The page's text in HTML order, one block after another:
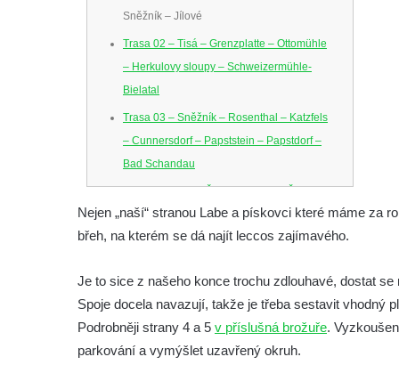
Sněžník – Jílové
Trasa 02 – Tisá – Grenzplatte – Ottomühle
– Herkulovy sloupy – Schweizermühle-
Bielatal
Trasa 03 – Sněžník – Rosenthal – Katzfels
– Cunnersdorf – Papststein – Papstdorf –
Bad Schandau
Trasa 04 – Dolní Žleb – Klopoty – Česká
Brána – Dolní Žleb
Trasa 05 – Hřensko – Schöna – Zirkelstein
Pastýřská stěna – Děčín Bělá
Trasa 07 – Děčín – Kvádrberk – Labská
Nejen „naší“ stranou Labe a pískovci které máme za
břeh, na kterém se dá najít leccos zajímavého.
Je to sice z našeho konce trochu zdlouhavé, dostat
Spoje docela navazují, takže je třeba sestavit vhodný
Podrobněji strany 4 a 5 v příslušná brožuře.
parkování a vymýšlet uzavřený okruh.